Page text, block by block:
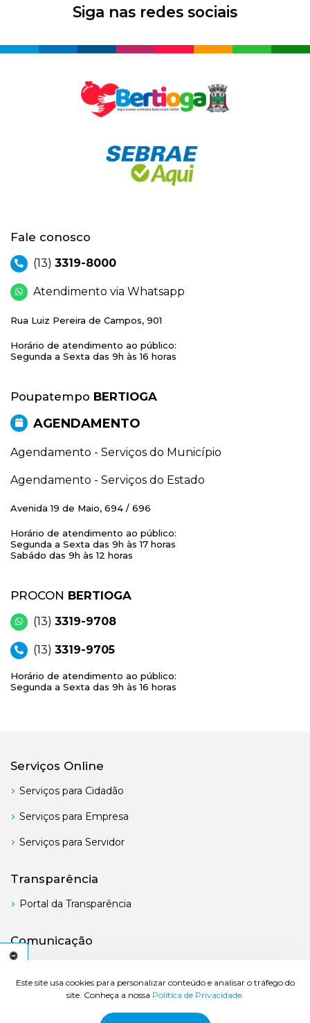
Este site usa cookies para personalizar conteúdo e analisar o tráfego do
site. Conheça a nossa Política de Privacidade.
A
Siga nas redes sociais
Fale conosco
(13) 3319-8000
Atendimento via Whatsapp
Rua Luiz Pereira de Campos, 901
Horário de atendimento ao público:
Segunda a Sexta das 9h às 16 horas
Poupatempo BERTIOGA
AGENDAMENTO
Agendamento - Serviços do Município
Agendamento - Serviços do Estado
Avenida 19 de Maio, 694 / 696
Horário de atendimento ao público:
Segunda a Sexta das 9h às 17 horas
Sabádo das 9h às 12 horas
PROCON BERTIOGA
(13) 3319-9708
(13) 3319-9705
Horário de atendimento ao público:
Segunda a Sexta das 9h às 16 horas
Serviços Online
Serviços para Cidadão
Serviços para Empresa
Serviços para Servidor
Transparência
Portal da Transparência
Comunicação
© 2026 Prefeitura de Bertioga - Todos os direitos reservados.